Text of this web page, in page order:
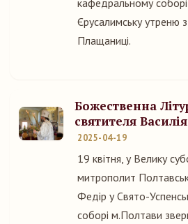
кафедральному
Єрусалимську утреню
Плащаниці.
Божественна
святителя
2025-04-19
19 квітня, у Велику
митрополит
Федір у Свято-
соборі м.Полтави